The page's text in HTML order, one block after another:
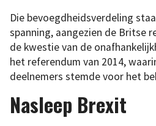
Die bevoegdheidsverdeling
spanning, aangezien de Britse
de kwestie van de
het referendum van 2014,
deelnemers stemde voor het
Nasleep Brexit